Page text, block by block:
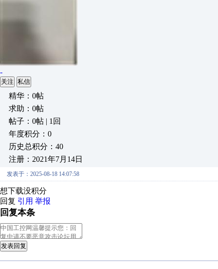
-
关注 私信
精华：0帖
求助：0帖
帖子：0帖 | 1回
年度积分：0
历史总积分：40
注册：2021年7月14日
发表于：2025-08-18 14:07:58
想下载没积分
回复 引用 举报
回复本条
发表回复